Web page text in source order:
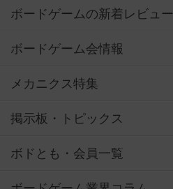
ボードゲームの新着レビュー
ボードゲーム会情報
メカニクス特集
掲示板・トピックス
ボドとも・会員一覧